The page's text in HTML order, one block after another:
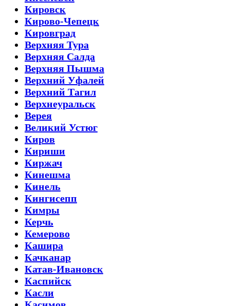
Кировск
Кирово-Чепецк
Кировград
Верхняя Тура
Верхняя Салда
Верхняя Пышма
Верхний Уфалей
Верхний Тагил
Верхнеуральск
Верея
Великий Устюг
Киров
Кириши
Киржач
Кинешма
Кинель
Кингисепп
Кимры
Керчь
Кемерово
Кашира
Качканар
Катав-Ивановск
Каспийск
Касли